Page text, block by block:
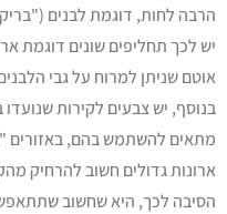
הרבה לחות, דוגמת לבנים
יש לכך תחליפים שונים דוגמת
אוטם שניתן למרוח על גבי
בנוסף, יש צבעים לקירות
מתאים להשתמש בהם, באזורים
ארונות גדולים חשוב להרחיק
הסיבה לכך, היא שחשוב